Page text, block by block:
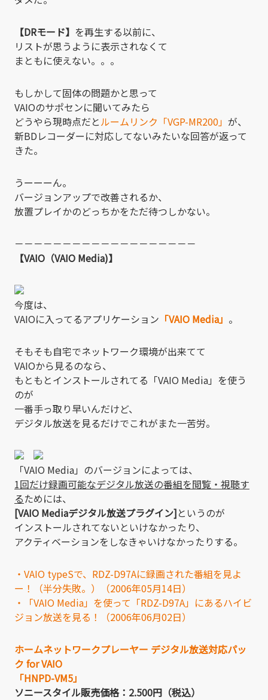
【DRモード】 を再生する以前に、
リストが思うように表示されなくて
まともに使えない。。。
もしかして固体の問題かと思って
VAIOのサポセンに聞いてみたら
どうやら現時点だとルームリンク「VGP-MR200」 が、
新BDレコーダーに対応してないみたいな回答が返って
きた。
うーーーん。
バージョンアップで改善されるか、
放置プレイかのどっちかをただ待つしかない。
－－－－－－－－－－－－－－－－－－－
【VAIO（VAIO Media)】
今度は、
VAIOに入ってるアプリケーション 「VAIO Media」 。
そもそも自宅でネットワーク環境が出来てて
VAIOから見るのなら、
もともとインストールされてる「VAIO Media」を使う
のが
一番手っ取り早いんだけど、
デジタル放送を見るだけでこれがまた一苦労。
「VAIO Media」のバージョンによっては、
1回だけ録画可能なデジタル放送の番組を閲覧・視聴す
るためには、
[VAIO Mediaデジタル放送プラグイン]というのが
インストールされてないといけなかったり、
アクティベーションをしなきゃいけなかったりする。
・VAIO typeSで、RDZ-D97Aに録画された番組を見よ
ー！（半分失敗。）（2006年05月14日）
・「VAIO Media」を使って「RDZ-D97A」にあるハイビ
ジョン放送を見る！（2006年06月02日）
ホームネットワークプレーヤー デジタル放送対応パッ
ク for VAIO
「HNPD-VM5」
ソニースタイル販売価格：2.500円（税込）